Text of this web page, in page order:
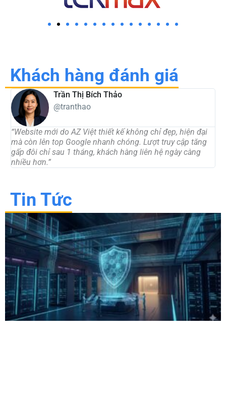
Khách hàng đánh giá
Trần Thị Bích Thảo
@tranthao
“Website mới do AZ Việt thiết kế không chỉ đẹp, hiện đại
mà còn lên top Google nhanh chóng. Lượt truy cập tăng
gấp đôi chỉ sau 1 tháng, khách hàng liên hệ ngày càng
nhiều hơn.”
Tin Tức